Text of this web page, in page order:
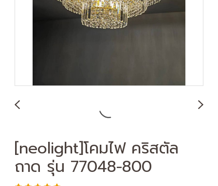
[neolight]โคมไฟ คริสตัล
ถาด รุ่น 77048-800